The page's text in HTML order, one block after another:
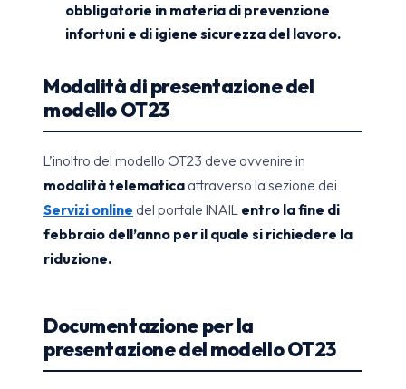
obbligatorie in materia di prevenzione
infortuni e di igiene sicurezza del lavoro.
Modalità di presentazione del
modello OT23
L’inoltro del modello OT23 deve avvenire in
modalità telematica attraverso la sezione dei
Servizi online del portale INAIL entro la fine di
febbraio dell’anno per il quale si richiedere la
riduzione.
Documentazione per la
presentazione del modello OT23